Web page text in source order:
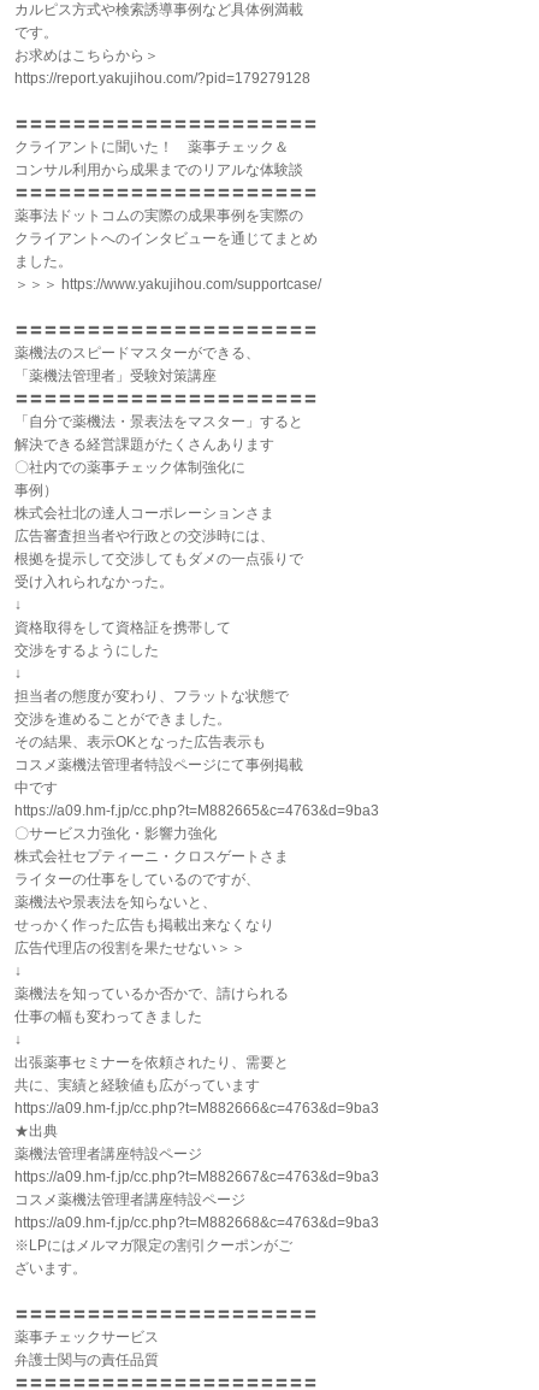
カルピス方式や検索誘導事例など具体例満載
です。
お求めはこちらから＞
https://report.yakujihou.com/?pid=179279128
〓〓〓〓〓〓〓〓〓〓〓〓〓〓〓〓〓〓〓〓〓
クライアントに聞いた！ 薬事チェック＆
コンサル利用から成果までのリアルな体験談
〓〓〓〓〓〓〓〓〓〓〓〓〓〓〓〓〓〓〓〓〓
薬事法ドットコムの実際の成果事例を実際の
クライアントへのインタビューを通じてまとめ
ました。
＞＞＞ https://www.yakujihou.com/supportcase/
〓〓〓〓〓〓〓〓〓〓〓〓〓〓〓〓〓〓〓〓〓
薬機法のスピードマスターができる、
「薬機法管理者」受験対策講座
〓〓〓〓〓〓〓〓〓〓〓〓〓〓〓〓〓〓〓〓〓
「自分で薬機法・景表法をマスター」すると
解決できる経営課題がたくさんあります
〇社内での薬事チェック体制強化に
事例）
株式会社北の達人コーポレーションさま
広告審査担当者や行政との交渉時には、
根拠を提示して交渉してもダメの一点張りで
受け入れられなかった。
↓
資格取得をして資格証を携帯して
交渉をするようにした
↓
担当者の態度が変わり、フラットな状態で
交渉を進めることができました。
その結果、表示OKとなった広告表示も
コスメ薬機法管理者特設ページにて事例掲載
中です
https://a09.hm-f.jp/cc.php?t=M882665&c=4763&d=9ba3
〇サービス力強化・影響力強化
株式会社セプティーニ・クロスゲートさま
ライターの仕事をしているのですが、
薬機法や景表法を知らないと、
せっかく作った広告も掲載出来なくなり
広告代理店の役割を果たせない＞＞
↓
薬機法を知っているか否かで、請けられる
仕事の幅も変わってきました
↓
出張薬事セミナーを依頼されたり、需要と
共に、実績と経験値も広がっています
https://a09.hm-f.jp/cc.php?t=M882666&c=4763&d=9ba3
★出典
薬機法管理者講座特設ページ
https://a09.hm-f.jp/cc.php?t=M882667&c=4763&d=9ba3
コスメ薬機法管理者講座特設ページ
https://a09.hm-f.jp/cc.php?t=M882668&c=4763&d=9ba3
※LPにはメルマガ限定の割引クーポンがご
ざいます。
〓〓〓〓〓〓〓〓〓〓〓〓〓〓〓〓〓〓〓〓〓
薬事チェックサービス
弁護士関与の責任品質
〓〓〓〓〓〓〓〓〓〓〓〓〓〓〓〓〓〓〓〓〓